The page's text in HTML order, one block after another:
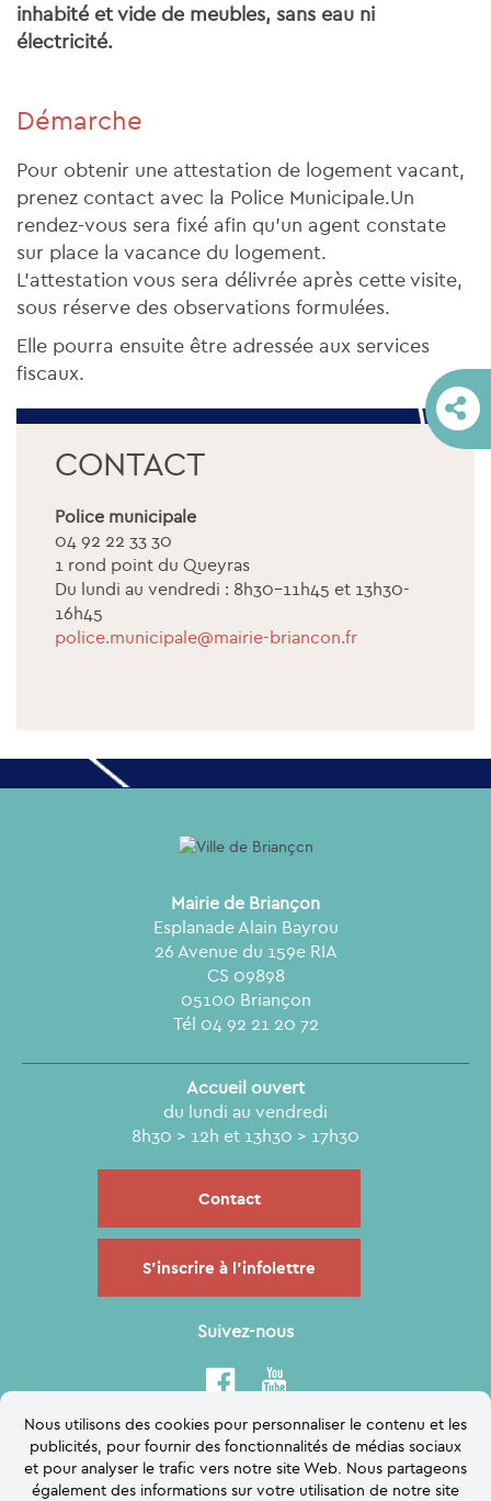
inhabité et vide de meubles, sans eau ni
électricité.
Démarche
Pour obtenir une attestation de logement vacant,
prenez contact avec la Police Municipale.Un
rendez-vous sera fixé afin qu'un agent constate
sur place la vacance du logement.
L’attestation vous sera délivrée après cette visite,
sous réserve des observations formulées.
Elle pourra ensuite être adressée aux services
fiscaux.
CONTACT
Police municipale
04 92 22 33 30
1 rond point du Queyras
Du lundi au vendredi : 8h30-11h45 et 13h30-
16h45
police.municipale@mairie-briancon.fr
Mairie de Briançon
Esplanade Alain Bayrou
26 Avenue du 159e RIA
CS 09898
05100 Briançon
Tél 04 92 21 20 72
Accueil ouvert
du lundi au vendredi
8h30 > 12h et 13h30 > 17h30
Contact
S'inscrire à l'infolettre
Suivez-nous
Nous utilisons des cookies pour personnaliser le contenu et les
publicités, pour fournir des fonctionnalités de médias sociaux
et pour analyser le trafic vers notre site Web. Nous partageons
également des informations sur votre utilisation de notre site